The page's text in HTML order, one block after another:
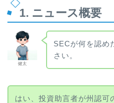
1. ニュース概要
健太
SECが何を認め
さい。
はい、投資助言者が州認可